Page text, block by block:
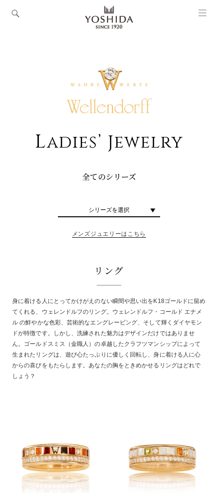
Ladies’ Jewelry
全てのシリーズ
シリーズを選択
メンズジュエリーはこちら
リング
身に着ける人にとってかけがえのない瞬間や思い出をK18ゴールドに留め
てくれる、ウェレンドルフのリング。ウェレンドルフ・コールド エナメ
ル の鮮やかな色彩、芸術的なエングレービング、そして輝くダイヤモン
ドが特徴です。しかし、洗練された魅力はデザインだけではありませ
ん。ゴールドスミス（金職人）の卓越したクラフツマンシップによって
生まれたリングは、遊び心たっぷりに優しく回転し、身に着ける人に心
からの喜びをもたらします。あなたの胸をときめかせるリングはどれで
しょう？